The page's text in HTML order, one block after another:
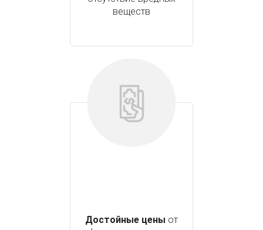
веществ
Достойные цены от